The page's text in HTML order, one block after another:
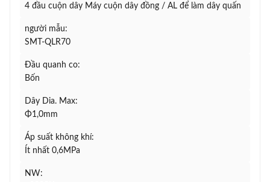
4 đầu cuộn dây Máy cuộn dây đồng / AL để làm dây quấn
người mẫu:
SMT-QLR70
Đầu quanh co:
Bốn
Dây Dia. Max:
Φ1,0mm
Áp suất không khí:
Ít nhất 0,6MPa
NW: